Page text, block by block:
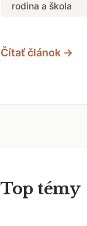
rodina a škola
Čítať článok →
Top témy